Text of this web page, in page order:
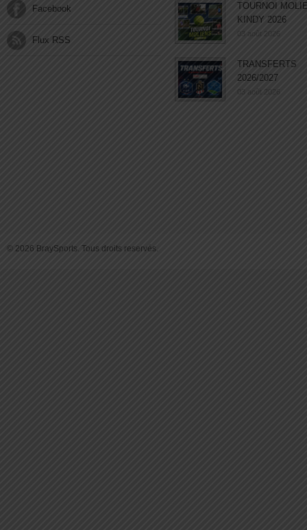
Facebook
Flux RSS
TOURNOI
KINDY 2026
03 août 2026
TRANSFERTS
2026/2027
03 août 2026
© 2026 BraySports. Tous droits reservés.